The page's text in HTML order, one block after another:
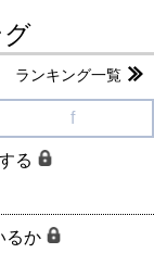
ランキング一覧
f
る
るか